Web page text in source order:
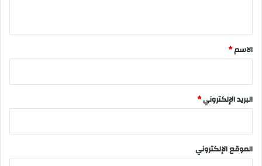
*
الاسم*
البريد الإلكتروني*
الموقع الإلكتروني